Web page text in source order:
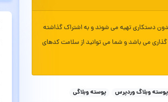
دستکاری تهیه می شوند و به اشتراک گذاشته
می باشد و شما می توانید از سلامت کدهای
پوسته وبلاگ وردپرس
پوسته وبلاگی